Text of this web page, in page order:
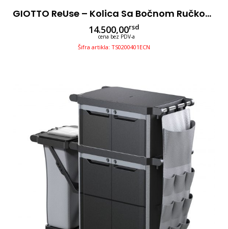
GIOTTO ReUse – Kolica Sa Bočnom Ručkom Za Čišćenje 2x15l Sa Presom
14.500,00rsd
cena bez PDV-a
Šifra artikla: TS0200401ECN